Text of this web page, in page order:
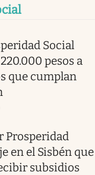
Social
pesos a
que cumplan
Prosperidad
en el Sisbén que
subsidios